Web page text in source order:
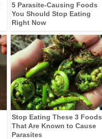
5 Parasite-Causing Foods
You Should Stop Eating
Right Now
Stop Eating These 3 Foods
That Are Known to Cause
Parasites